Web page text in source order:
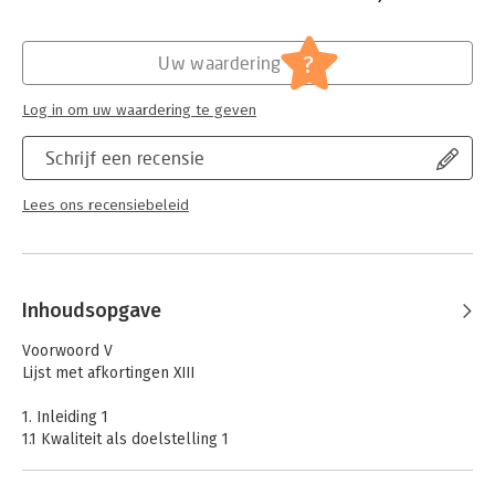
Ruimtelijk bestuursrecht / ruimtelijk
ordeningsrecht algemeen
Schrijf een recensie
Lees ons recensiebeleid
Uw waardering ?
Log in om uw waardering te geven
Inhoudsopgave
Voorwoord V
Lijst met afkortingen XIII
1. Inleiding 1
1.1 Kwaliteit als doelstelling 1